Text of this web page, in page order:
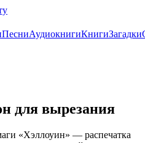
ПесниАудиокнигиКнигиЗагадки
для вырезания
«Хэллоуин» — распечатка